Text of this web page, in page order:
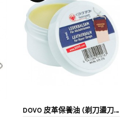
DOVO 皮革保養油 (剃刀盪刀布用)